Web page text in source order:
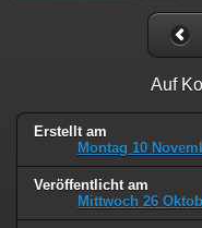
Auf
Erstellt am
Montag 10
Veröffentlicht am
Mittwoch 26